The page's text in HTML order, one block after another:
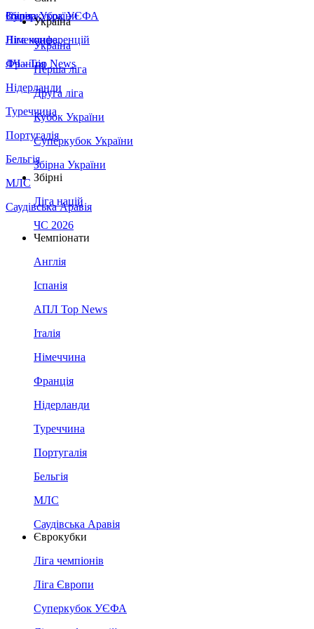
Збірна України
Італія
Німеччина
Франція
Нідерланди
Туреччина
Португалія
Бельгія
МЛС
Саудівська Аравія
Суперкубок УЄФА
Ліга конференцій
ЛЧ - Top News
Україна
Україна
Перша ліга
Друга ліга
Кубок України
Суперкубок України
Збірна України
Збірні
Ліга націй
ЧС 2026
Чемпіонати
Англія
Іспанія
АПЛ Top News
Італія
Німеччина
Франція
Нідерланди
Туреччина
Португалія
Бельгія
МЛС
Саудівська Аравія
Єврокубки
Ліга чемпіонів
Ліга Європи
Суперкубок УЄФА